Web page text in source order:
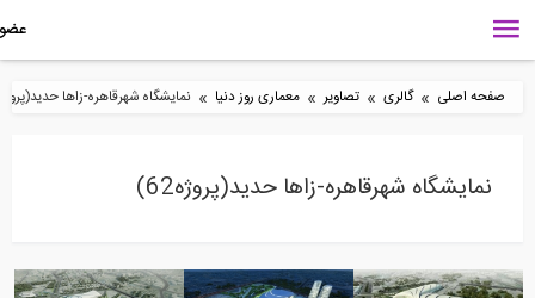
اصلی » گالری » تصاویر » معماری روز دنیا » نمایشگاه شهرقاهره-زاها حدید(پروژه62)
شهرقاهره-زاها حدید(پروژه62)